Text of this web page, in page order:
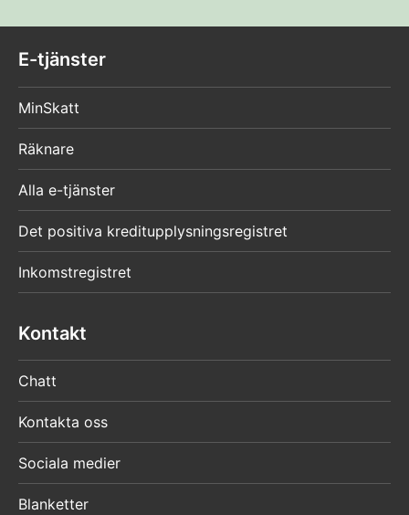
E-tjänster
MinSkatt
Räknare
Alla e-tjänster
Det positiva kreditupplysningsregistret
Inkomstregistret
Kontakt
Chatt
Kontakta oss
Sociala medier
Blanketter